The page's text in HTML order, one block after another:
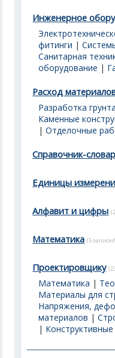
Инженерное
фитинги |
Санитарная
оборудование |
Расход
Разработка грунта
Каменные
|Отделочные
Справочник-
Единицы
Алфавит и цифры
Математика (5
Проектировщику
Математика |
Материалы для
Напряжения,
материалов |
|